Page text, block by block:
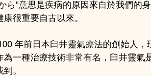
ら"意思是疾病的原因來自於我們的
很重要自古以來。
年前日本臼井靈氣療法的創始人
一種治療技術非常有名，臼井靈氣
。